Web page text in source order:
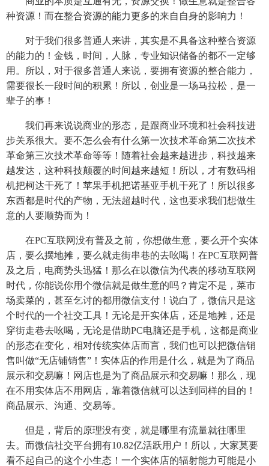
种资源！而在整合资源的能力更多的来自自身的影响力！
对于我们很多普通人来讲，其实是不具备这种整合资源
的能力的！金钱，时间，人脉，专业知识储备的都不一定够
用。所以，对于很多普通人来说，要拥有资源的整合能力，
需要很长一段时间的积累！所以，创业是一场马拉松，是一
辈子的事！
我们再来说说商业的形态，是跟商业环境和社会科技进
步关系很大。要不怎么会有什么第一次技术革命第二次技术
革命第三次技术革命等等！随着社会越来越进步，科技越来
越发达，这种科技颠覆的时间越来越短！所以，才有数码相
机把柯达干死了！苹果手机把诺基亚手机干死了！所以很多
东西都是时代的产物，无法超越时代，这也要求我们想做生
意的人要顺势而为！
在PC互联网没有普及之前，你想做生意，要么开个实体
店，要么摆地摊，要么就走街串巷的去吆喝！在PC互联网普
及之后，电商势头迅猛！那么在以微信为代表的移动互联网
时代，你能说你用个微信就是做生意的吗？肯定不是，菜市
场卖菜的，甚至乞讨的都用微信支付！说白了，微信只是这
个时代的一个社交工具！无论是开实体店，还是地摊，还是
穿街走巷去吆喝，无论是借助PC电脑还是手机，这都是商业
的形态在变化，相对传统实体店而言，我们也可以把微信销
售叫做“无店铺销售”！实体店的作用是什么，就是为了商品
展示和交易嘛！网店也是为了商品展示和交易嘛！那么，现
在不用实体店不用网店，靠着微信就可以达到同样的目的！
商品展示、沟通、交易等。
但是，背后的原理没有变，就是哪里有流量就往哪里
去。而微信社交平台拥有10.82亿活跃用户！所以，大家莫要
看不起自己的这个小生态！一个实体店的辐射能力可能是小